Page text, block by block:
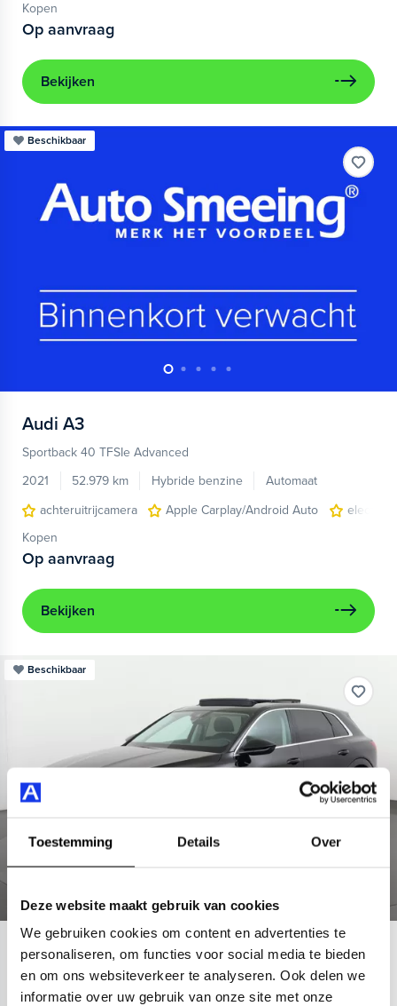
Toestemming Details Over
Deze website maakt gebruik van cookies
We gebruiken cookies om content en advertenties te
personaliseren, om functies voor social media te bieden
en om ons websiteverkeer te analyseren. Ook delen we
informatie over uw gebruik van onze site met onze
Kopen
Op aanvraag
Bekijken
Beschikbaar
Audi A3
Sportback 40 TFSIe Advanced
2021
52.979 km Hybride benzine
Automaat
achteruitrijcamera
Apple Carplay/Android Auto
Kopen
Op aanvraag
Bekijken
Beschikbaar
Audi e-tron
55 quattro Advanced 95 kWh